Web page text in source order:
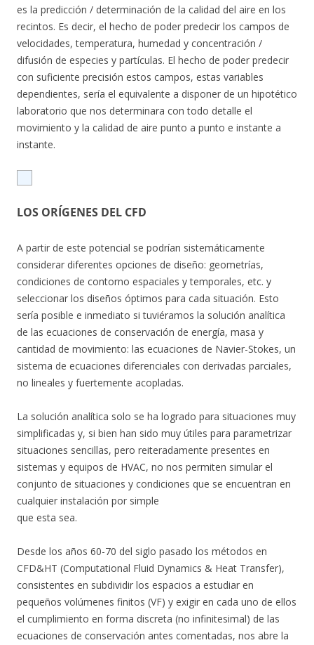
es la predicción / determinación de la calidad del aire en los
recintos. Es decir, el hecho de poder predecir los campos de
velocidades, temperatura, humedad y concentración /
difusión de especies y partículas. El hecho de poder predecir
con suficiente precisión estos campos, estas variables
dependientes, sería el equivalente a disponer de un hipotético
laboratorio que nos determinara con todo detalle el
movimiento y la calidad de aire punto a punto e instante a
instante.
LOS ORÍGENES DEL CFD
A partir de este potencial se podrían sistemáticamente
considerar diferentes opciones de diseño: geometrías,
condiciones de contorno espaciales y temporales, etc. y
seleccionar los diseños óptimos para cada situación. Esto
sería posible e inmediato si tuviéramos la solución analítica
de las ecuaciones de conservación de energía, masa y
cantidad de movimiento: las ecuaciones de Navier-Stokes, un
sistema de ecuaciones diferenciales con derivadas parciales,
no lineales y fuertemente acopladas.
La solución analítica solo se ha logrado para situaciones muy
simplificadas y, si bien han sido muy útiles para parametrizar
situaciones sencillas, pero reiteradamente presentes en
sistemas y equipos de HVAC, no nos permiten simular el
conjunto de situaciones y condiciones que se encuentran en
cualquier instalación por simple
que esta sea.
Desde los años 60-70 del siglo pasado los métodos en
CFD&HT (Computational Fluid Dynamics & Heat Transfer),
consistentes en subdividir los espacios a estudiar en
pequeños volúmenes finitos (VF) y exigir en cada uno de ellos
el cumplimiento en forma discreta (no infinitesimal) de las
ecuaciones de conservación antes comentadas, nos abre la